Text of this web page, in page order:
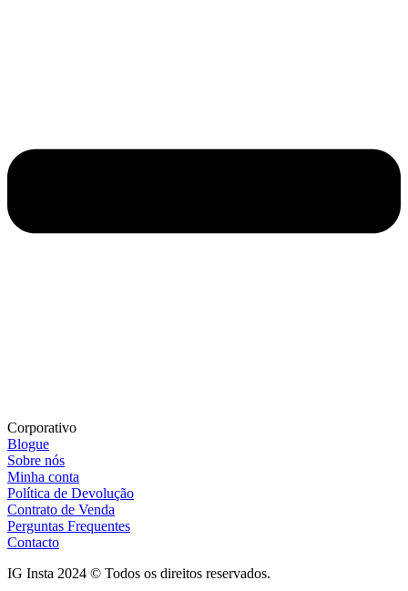
Corporativo
Blogue
Sobre nós
Minha conta
Política de Devolução
Contrato de Venda
Perguntas Frequentes
Contacto
IG Insta 2024 © Todos os direitos reservados.